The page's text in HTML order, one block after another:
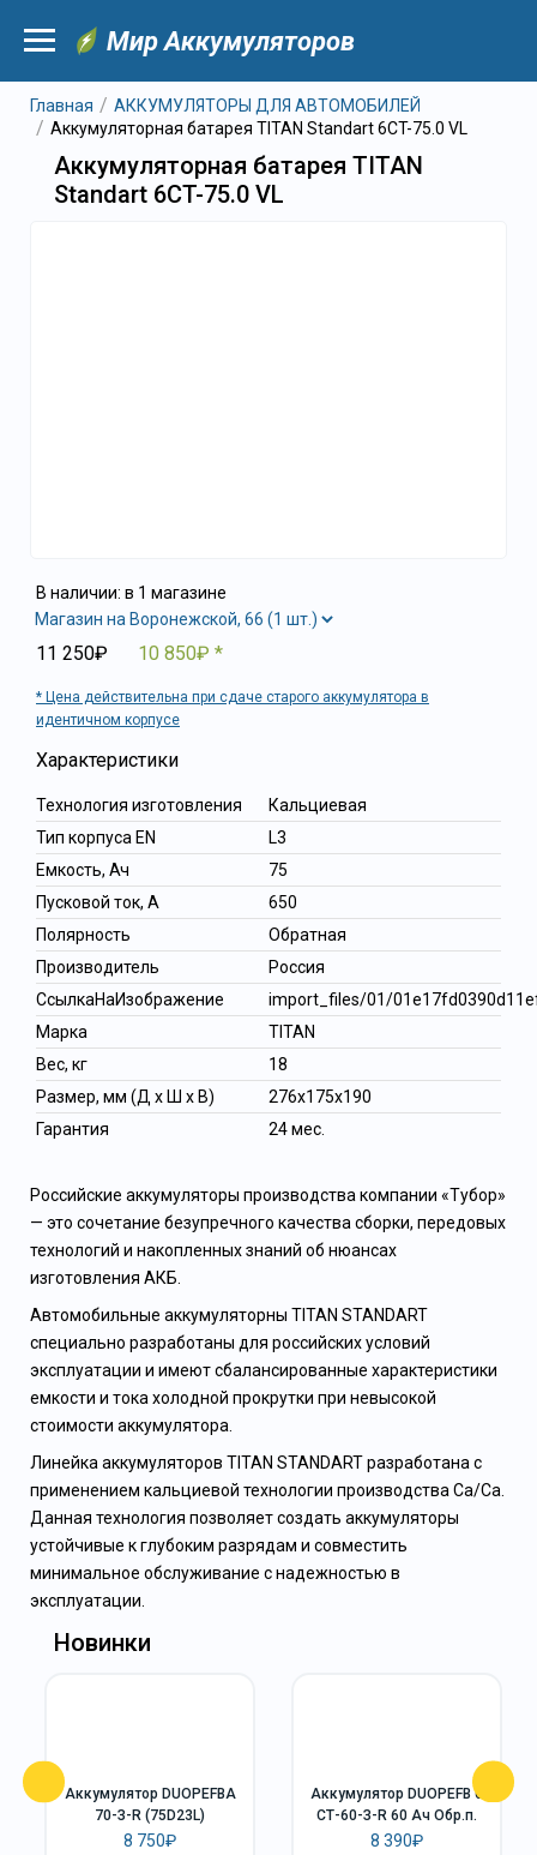
Мир Аккумуляторов
Главная
АККУМУЛЯТОРЫ ДЛЯ АВТОМОБИЛЕЙ
Аккумуляторная батарея TITAN Standart 6CT-75.0 VL
Аккумуляторная батарея TITAN
Standart 6CT-75.0 VL
В наличии: в 1 магазине
11 250₽ 10 850₽
Цена действительна при сдаче старого аккумулятора в
идентичном корпусе
Характеристики
Технология изготовления
Кальциевая
Тип корпуса EN
L3
Емкость, Ач
75
Пусковой ток, А
650
Полярность
Обратная
Производитель
Россия
СсылкаНаИзображение
import_files/01/
Марка
TITAN
Вес, кг
18
Размер, мм (Д x Ш x В)
276x175x190
Гарантия
24 мес.
Российские аккумуляторы производства компании «Тубор»
— это сочетание безупречного качества сборки, передовых
технологий и накопленных знаний об нюансах
изготовления АКБ.
Автомобильные аккумуляторны TITAN STANDART
специально разработаны для российских условий
эксплуатации и имеют сбалансированные характеристики
емкости и тока холодной прокрутки при невысокой
стоимости аккумулятора.
Линейка аккумуляторов TITAN STANDART разработана с
применением кальциевой технологии производства Ca/Ca.
Данная технология позволяет создать аккумуляторы
устойчивые к глубоким разрядам и совместить
минимальное обслуживание с надежностью в
эксплуатации.
Новинки
Аккумулятор DUOPEFBА
70-З-R (75D23L)
8 750₽
Аккумулятор DUOPEFB 6
СТ-60-З-R 60 Ач Обр.п.
8 390₽